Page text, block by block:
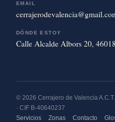
EMAIL
DÓNDE ESTOY
Calle Alcalde Albors 20,
© 2026 Cerrajero de Valencia
· CIF B-40640237
Servicios
Zonas Contacto